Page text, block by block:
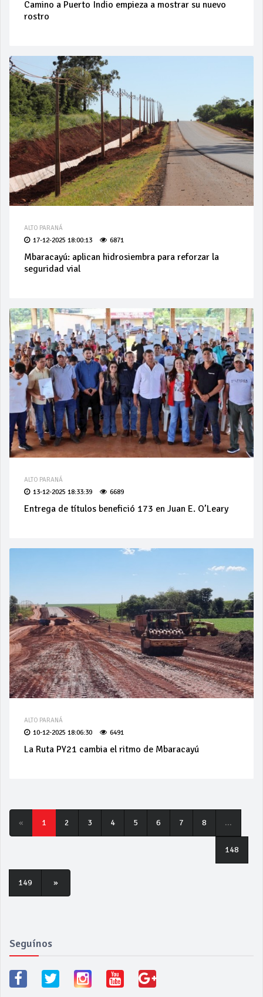
Camino a Puerto Indio empieza a mostrar su nuevo
rostro
ALTO PARANÁ
17-12-2025 18:00:13 6871
Mbaracayú: aplican hidrosiembra para reforzar la
seguridad vial
ALTO PARANÁ
13-12-2025 18:33:39 6689
Entrega de títulos benefició 173 en Juan E. O’Leary
ALTO PARANÁ
10-12-2025 18:06:30 6491
La Ruta PY21 cambia el ritmo de Mbaracayú
« 1 2 3 4 5 6 7 8 ...
148
149 »
Seguínos